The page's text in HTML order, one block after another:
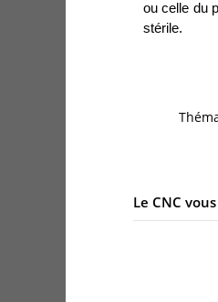
ou celle du
stérile.
Le CNC